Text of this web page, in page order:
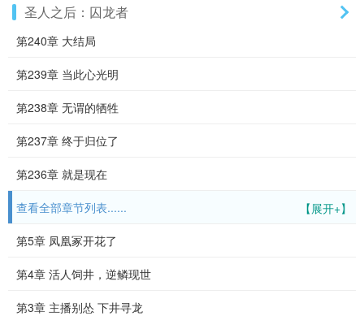
圣人之后：囚龙者
第240章 大结局
第239章 当此心光明
第238章 无谓的牺牲
第237章 终于归位了
第236章 就是现在
【展开+】
查看全部章节列表......
第5章 凤凰冢开花了
第4章 活人饲井，逆鳞现世
第3章 主播别怂 下井寻龙